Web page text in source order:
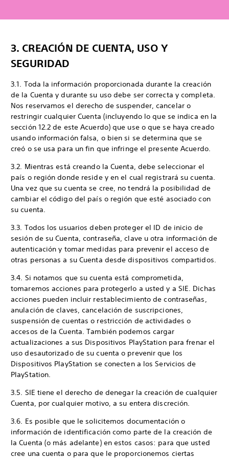
3. CREACIÓN DE CUENTA, USO Y
SEGURIDAD
3.1. Toda la información proporcionada durante la creación
de la Cuenta y durante su uso debe ser correcta y completa.
Nos reservamos el derecho de suspender, cancelar o
restringir cualquier Cuenta (incluyendo lo que se indica en la
sección 12.2 de este Acuerdo) que use o que se haya creado
usando información falsa, o bien si se determina que se
creó o se usa para un fin que infringe el presente Acuerdo.
3.2. Mientras está creando la Cuenta, debe seleccionar el
país o región donde reside y en el cual registrará su cuenta.
Una vez que su cuenta se cree, no tendrá la posibilidad de
cambiar el código del país o región que esté asociado con
su cuenta.
3.3. Todos los usuarios deben proteger el ID de inicio de
sesión de su Cuenta, contraseña, clave u otra información de
autenticación y tomar medidas para prevenir el acceso de
otras personas a su Cuenta desde dispositivos compartidos.
3.4. Si notamos que su cuenta está comprometida,
tomaremos acciones para protegerlo a usted y a SIE. Dichas
acciones pueden incluir restablecimiento de contraseñas,
anulación de claves, cancelación de suscripciones,
suspensión de cuentas o restricción de actividades o
accesos de la Cuenta. También podemos cargar
actualizaciones a sus Dispositivos PlayStation para frenar el
uso desautorizado de su cuenta o prevenir que los
Dispositivos PlayStation se conecten a los Servicios de
PlayStation.
3.5. SIE tiene el derecho de denegar la creación de cualquier
Cuenta, por cualquier motivo, a su entera discreción.
3.6. Es posible que le solicitemos documentación o
información de identificación como parte de la creación de
la Cuenta (o más adelante) en estos casos: para que usted
cree una cuenta o para que le proporcionemos ciertas